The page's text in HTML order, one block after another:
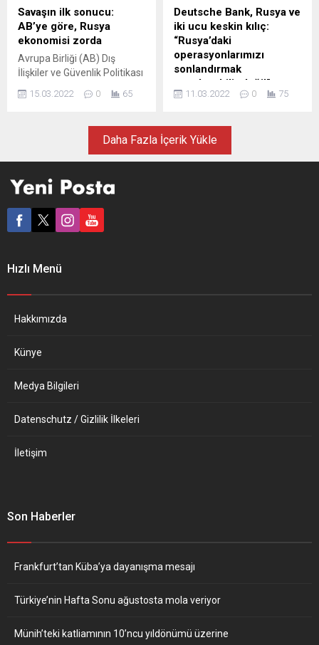
ihracatının yasaklanmasına
karar verildiği belirtildi.
Açıklamada, son
olarak artık Rusya ile
ticarette yüzlerce...
girdi. Buna göre, Rusya’nın
askeri sanayi gibi çeşitli
sektörlerindeki kamu
işletmeleriyle herhangi bir
işlem...
Savaşın ilk sonucu:
AB’ye göre, Rusya
ekonomisi zorda
Avrupa Birliği (AB) Dış
İlişkiler ve Güvenlik Politikası
Yüksek Temsilcisi Josep
Borrell, Rusya ekonomisinin
ekonomik yaptırımlar
nedeniyle bu yıl en az yüzde
15 oranından küçüleceğini
Ukrayna savaşı ve bunun
blog yazısı yayımladı.
Savaşın, binlerce can kaybı
15.03.2022 0 65
Deutsche Bank, Rusya ve
iki ucu keskin kılıç:
“Rusya’daki
operasyonlarımızı
sonlandırmak
uygulanabilir değil”
Deutsche Bank’ın Mali İşler
Moltke, Rusya’nın
Ukrayna’ya saldırısı sonrası
büyük şirketlerin Rusya’dan
11.03.2022 0 75
Daha Fazla İçerik Yükle
Hızlı Menü
Hakkımızda
Künye
Medya Bilgileri
Datenschutz / Gizlilik İlkeleri
İletişim
Son Haberler
Frankfurt’tan Küba’ya dayanışma mesajı
Türkiye’nin Hafta Sonu ağustosta mola veriyor
Münih’teki katliamının 10’ncu yıldönümü üzerine